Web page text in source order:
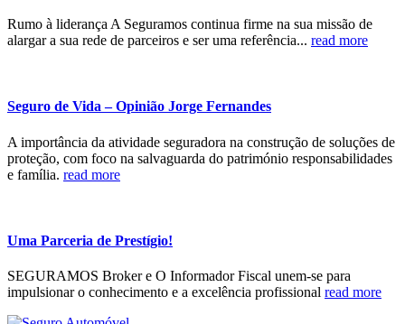
Rumo à liderança A Seguramos continua firme na sua missão de
alargar a sua rede de parceiros e ser uma referência... read more
Seguro de Vida – Opinião Jorge Fernandes
A importância da atividade seguradora na construção de soluções de
proteção, com foco na salvaguarda do património responsabilidades
e família. read more
Uma Parceria de Prestígio!
SEGURAMOS Broker e O Informador Fiscal unem-se para
impulsionar o conhecimento e a excelência profissional read more